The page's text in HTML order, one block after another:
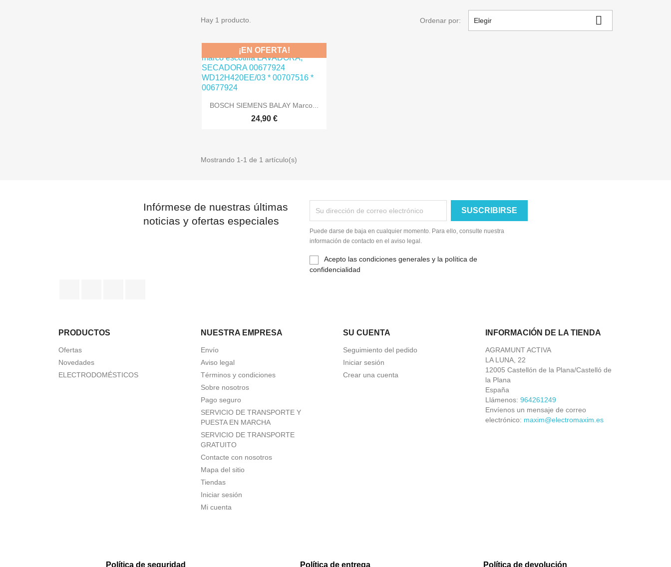
Hay 1 producto. Ordenar por: Elegir 
 Vista rápida
BOSCH SIEMENS BALAY Marco...
24,90 €
¡EN OFERTA!
Mostrando 1-1 de 1 artículo(s)
Infórmese de nuestras últimas
noticias y ofertas especiales
Puede darse de baja en cualquier momento. Para ello, consulte nuestra
información de contacto en el aviso legal.
Acepto las condiciones generales y la política de
confidencialidad
PRODUCTOS
Ofertas
Novedades
ELECTRODOMÉSTICOS
NUESTRA EMPRESA
Envío
Aviso legal
Términos y condiciones
Sobre nosotros
Pago seguro
SERVICIO DE TRANSPORTE Y
PUESTA EN MARCHA
SERVICIO DE TRANSPORTE
GRATUITO
Contacte con nosotros
Mapa del sitio
Tiendas
Iniciar sesión
Mi cuenta
SU CUENTA
Seguimiento del pedido
Iniciar sesión
Crear una cuenta
INFORMACIÓN DE LA TIENDA
AGRAMUNT ACTIVA
LA LUNA, 22
12005 Castellón de la Plana/Castelló de
la Plana
España
Llámenos: 964261249
Envíenos un mensaje de correo
electrónico: maxim@electromaxim.es
Política de seguridad Política de entrega Política de devolución